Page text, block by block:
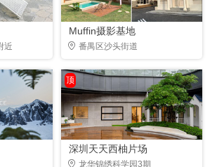
近
Muffin摄影基地
番禺区沙头街道
顶
深圳天天西柚片场
龙华锦绣科学园3期